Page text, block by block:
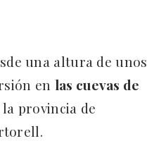
una altura de unos
en las cuevas de
la provincia de